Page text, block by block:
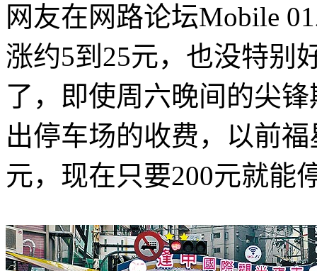
网友在网路论坛Mobile
涨约5到25元，也没特别
了，即使周六晚间的尖
出停车场的收费，以前
元，现在只要200元就能